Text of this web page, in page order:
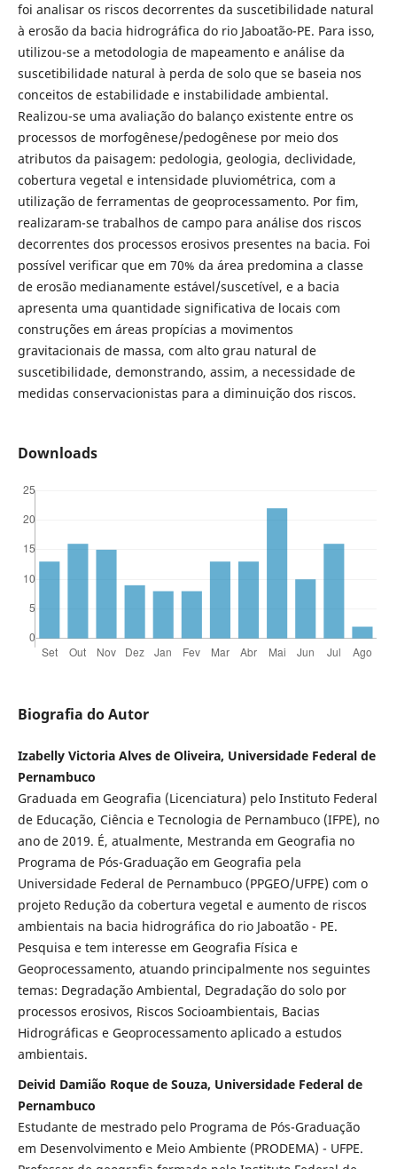
foi analisar os riscos decorrentes da suscetibilidade natural
à erosão da bacia hidrográfica do rio Jaboatão-PE. Para isso,
utilizou-se a metodologia de mapeamento e análise da
suscetibilidade natural à perda de solo que se baseia nos
conceitos de estabilidade e instabilidade ambiental.
Realizou-se uma avaliação do balanço existente entre os
processos de morfogênese/pedogênese por meio dos
atributos da paisagem: pedologia, geologia, declividade,
cobertura vegetal e intensidade pluviométrica, com a
utilização de ferramentas de geoprocessamento. Por fim,
realizaram-se trabalhos de campo para análise dos riscos
decorrentes dos processos erosivos presentes na bacia. Foi
possível verificar que em 70% da área predomina a classe
de erosão medianamente estável/suscetível, e a bacia
apresenta uma quantidade significativa de locais com
construções em áreas propícias a movimentos
gravitacionais de massa, com alto grau natural de
suscetibilidade, demonstrando, assim, a necessidade de
medidas conservacionistas para a diminuição dos riscos.
Downloads
Biografia do Autor
Izabelly Victoria Alves de Oliveira, Universidade Federal de
Pernambuco
Graduada em Geografia (Licenciatura) pelo Instituto Federal
de Educação, Ciência e Tecnologia de Pernambuco (IFPE), no
ano de 2019. É, atualmente, Mestranda em Geografia no
Programa de Pós-Graduação em Geografia pela
Universidade Federal de Pernambuco (PPGEO/UFPE) com o
projeto Redução da cobertura vegetal e aumento de riscos
ambientais na bacia hidrográfica do rio Jaboatão - PE.
Pesquisa e tem interesse em Geografia Física e
Geoprocessamento, atuando principalmente nos seguintes
temas: Degradação Ambiental, Degradação do solo por
processos erosivos, Riscos Socioambientais, Bacias
Hidrográficas e Geoprocessamento aplicado a estudos
ambientais.
Deivid Damião Roque de Souza, Universidade Federal de
Pernambuco
Estudante de mestrado pelo Programa de Pós-Graduação
em Desenvolvimento e Meio Ambiente (PRODEMA) - UFPE.